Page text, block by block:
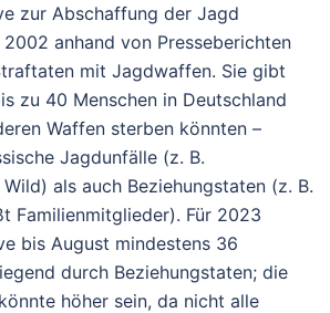
zur Abschaffung der Jagd
anhand von Presseberichten
mit Jagdwaffen. Sie gibt
zu 40 Menschen in Deutschland
Waffen sterben könnten –
Jagdunfälle (z. B.
als auch Beziehungstaten (z. B.
Familienmitglieder). Für 2023
bis August mindestens 36
durch Beziehungstaten; die
höher sein, da nicht alle